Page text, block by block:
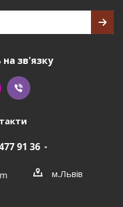
зв'язку
91 36
м.Львів